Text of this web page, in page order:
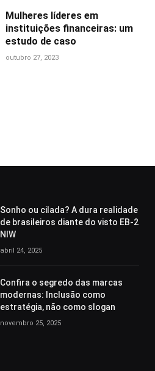
Mulheres líderes em
instituições financeiras: um
estudo de caso
outubro 27, 2023
Sonho ou cilada? A dura realidade
de brasileiros diante do visto EB-2
NIW
abril 24, 2025
Confira o segredo das marcas
modernas: Inclusão como
estratégia, não como slogan
novembro 25, 2025